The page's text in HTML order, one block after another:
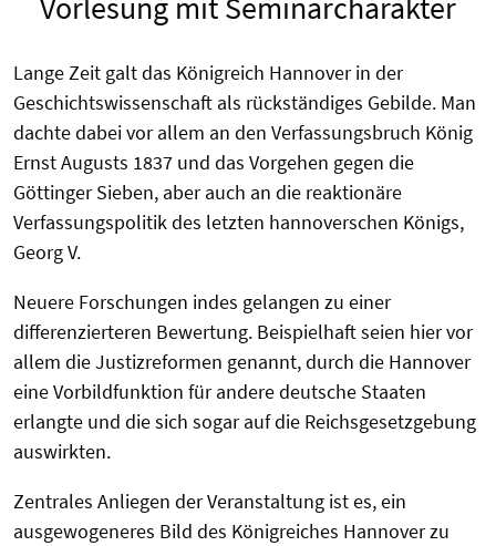
Vorlesung mit Seminarcharakter
Lange Zeit galt das Königreich Hannover in der
Geschichtswissenschaft als rückständiges Gebilde. Man
dachte dabei vor allem an den Verfassungsbruch König
Ernst Augusts 1837 und das Vorgehen gegen die
Göttinger Sieben, aber auch an die reaktionäre
Verfassungspolitik des letzten hannoverschen Königs,
Georg V.
Neuere Forschungen indes gelangen zu einer
differenzierteren Bewertung. Beispielhaft seien hier vor
allem die Justizreformen genannt, durch die Hannover
eine Vorbildfunktion für andere deutsche Staaten
erlangte und die sich sogar auf die Reichsgesetzgebung
auswirkten.
Zentrales Anliegen der Veranstaltung ist es, ein
ausgewogeneres Bild des Königreiches Hannover zu